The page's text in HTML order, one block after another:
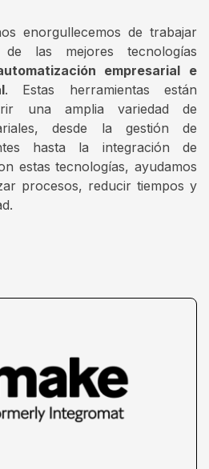
enorgullecemos de trabajar
las mejores tecnologías
empresarial e
. Estas herramientas están
una amplia variedad de
desde la gestión de
hasta la integración de
estas tecnologías, ayudamos
procesos, reducir tiempos y